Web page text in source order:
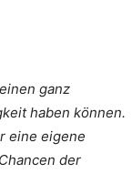
ganz
haben können.
eine eigene
der